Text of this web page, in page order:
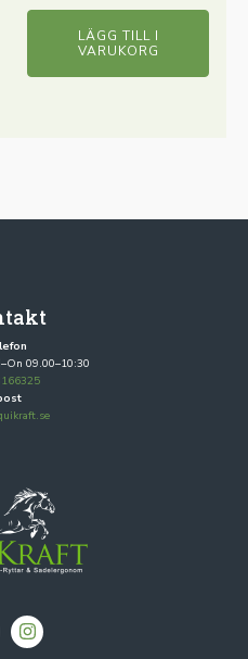
LÄGG TILL I
VARUKORG
09.00–10:30